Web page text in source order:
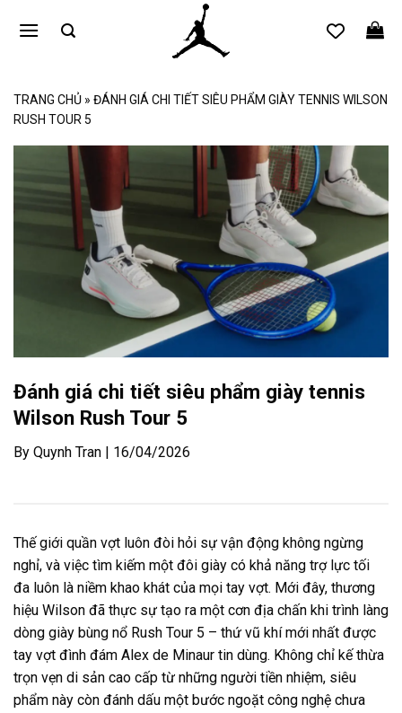
qua
TRANG CHỦ » ĐÁNH GIÁ CHI TIẾT SIÊU PHẨM GIÀY TENNIS WILSON
RUSH TOUR 5
Đánh giá chi tiết siêu phẩm giày tennis
Wilson Rush Tour 5
By Quynh Tran | 16/04/2026
Thế giới quần vợt luôn đòi hỏi sự vận động không ngừng
nghỉ, và việc tìm kiếm một đôi giày có khả năng trợ lực tối
đa luôn là niềm khao khát của mọi tay vợt. Mới đây, thương
hiệu Wilson đã thực sự tạo ra một cơn địa chấn khi trình làng
dòng giày bùng nổ Rush Tour 5 – thứ vũ khí mới nhất được
tay vợt đình đám Alex de Minaur tin dùng. Không chỉ kế thừa
trọn vẹn di sản cao cấp từ những người tiền nhiệm, siêu
phẩm này còn đánh dấu một bước ngoặt công nghệ chưa